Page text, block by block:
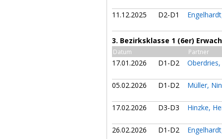
11.12.2025 D2-D1
3. Bezirksklasse 1 (6er)
Datum Partner
17.01.2026 D1-D2
05.02.2026 D1-D2 Müller,
17.02.2026 D3-D3 Hinzke,
26.02.2026 D1-D2